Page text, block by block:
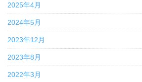
2025年4月
2024年5月
2023年12月
2023年8月
2022年3月